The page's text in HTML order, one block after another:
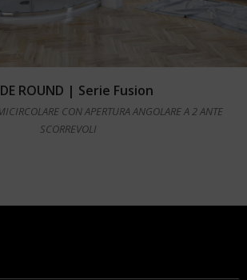
Leggi tutto
ROUND | Serie Fusion
CON APERTURA ANGOLARE A 2 ANTE
SCORREVOLI